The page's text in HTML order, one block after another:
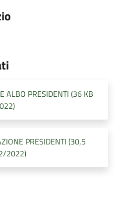
ALBO PRESIDENTI (36 KB
PRESIDENTI (30,5
2022)